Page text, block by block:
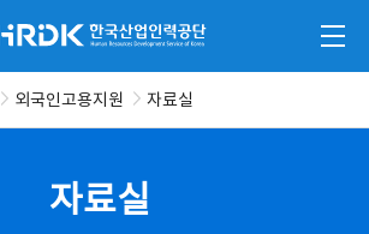
HRDK 한국산업인력공단 전체
외국인고용지원 자료실
자료실